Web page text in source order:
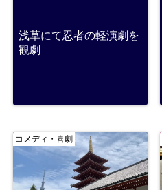
浅草にて忍者の軽演劇を
観劇
コメディ・喜劇